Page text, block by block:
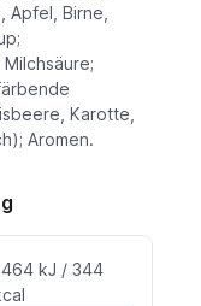
Birne,
Karotte,
Aromen.
kJ / 344